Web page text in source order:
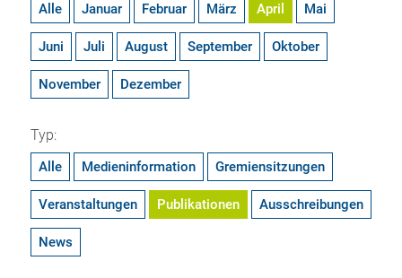
Alle Januar Februar März April Mai
Juni Juli August September Oktober
November Dezember
Typ:
Alle Medieninformation Gremiensitzungen
Veranstaltungen Publikationen Ausschreibungen
News